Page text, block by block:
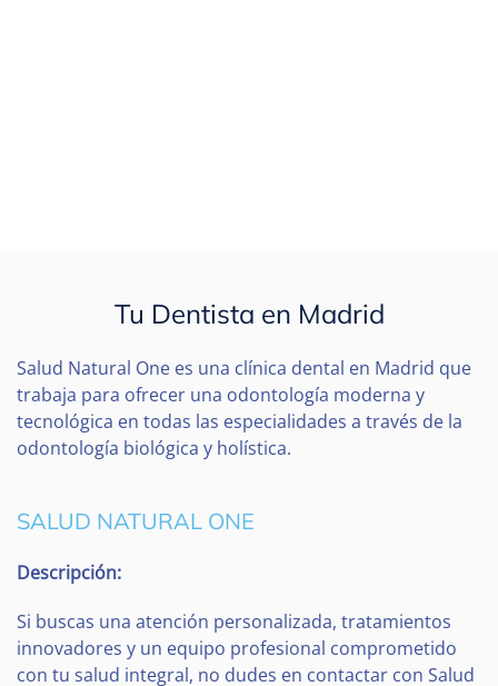
Tu Dentista en Madrid
Salud Natural One es una clínica dental en Madrid que
trabaja para ofrecer una odontología moderna y
tecnológica en todas las especialidades a través de la
odontología biológica y holística.
SALUD NATURAL ONE
Descripción:
Si buscas una atención personalizada, tratamientos
innovadores y un equipo profesional comprometido
con tu salud integral, no dudes en contactar con Salud